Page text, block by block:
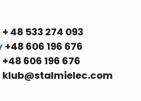
+ 48 533 274 093
+48 606 196 676
+48 606 196 676
klub@stalmielec.com